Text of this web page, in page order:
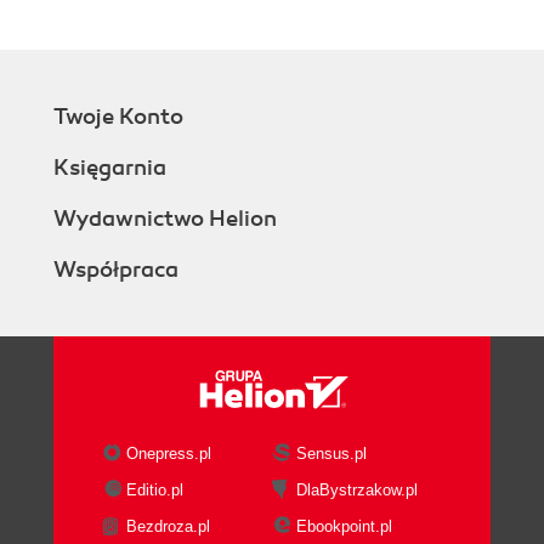
Using the Basic <FlatList> Component
Integrating Real Data
Working with <SectionList>
Other Organizational Components
Using Inline Styles
Styling with Objects
Using StyleSheet.create
Organization and Inheritance
Exporting Style Objects
Twoje Konto
Księgarnia
Wydawnictwo Helion
Współpraca
Onepress.pl
Sensus.pl
Editio.pl
DlaBystrzakow.pl
Bezdroza.pl
Ebookpoint.pl